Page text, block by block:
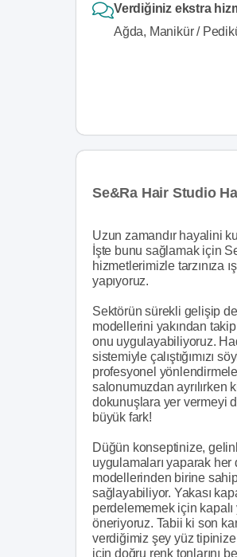
Verdiğiniz ekstra
Ağda, Manikür /
Se&Ra Hair Studio
Uzun zamandır hayalini
İşte bunu sağlamak için
hizmetlerimizle tarzınıza
yapıyoruz.
Sektörün sürekli gelişip
modellerini yakından
onu uygulayabiliyoruz.
sistemiyle çalıştığımızı
profesyonel
salonumuzdan ayrılırken
dokunuşlara yer vermeyi
büyük fark!
Düğün konseptinize,
uygulamaları yaparak her
modellerinden birine
sağlayabiliyor. Yakası
perdelememek için
öneriyoruz. Tabii ki son
verdiğimiz şey yüz
için doğru renk tonlarını